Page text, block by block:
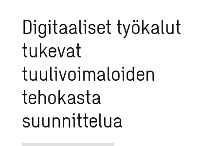
Digitaaliset työkalut
tukevat
tuulivoimaloiden
tehokasta
suunnittelua